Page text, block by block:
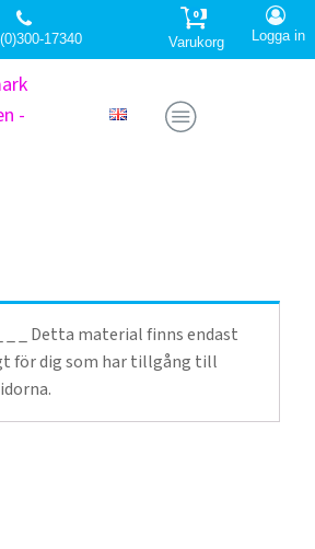
17340
0
Varukorg Logga in
_ _ _ Detta material finns endast
för dig som har tillgång till